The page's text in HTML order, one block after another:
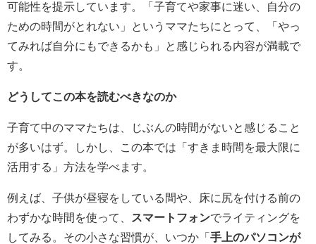
可能性を提示しています。「子育てや家事に迷い、自分の
ための時間がとれない」というママたちにとって、「やっ
てみれば自分にもできるかも」と感じられる内容が満載で
す。
どうしてこの本を読むべきなのか
子育て中のママたちは、じぶんの時間がないと感じること
が多いはず。しかし、この本では「すきま時間を最大限に
活用する」方法を学べます。
例えば、子供が昼寝をしている間や、床に尻を付ける前の
わずかな時間を使って、
スマートフォンでライティングを
してみる。その小さな習慣が、いつか「 手上のパソコンが